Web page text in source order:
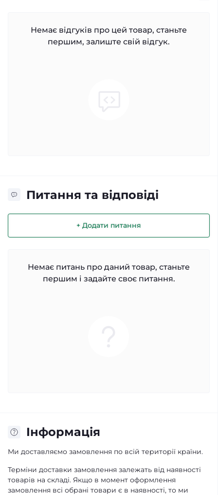
Немає відгуків про цей товар, станьте
першим, залиште свій відгук.
Питання та відповіді
+ Додати питання
Немає питань про даний товар, станьте
першим і задайте своє питання.
Iнформація
Ми доставляємо замовлення по всій території країни.
Терміни доставки замовлення залежать від наявності
товарів на складі. Якщо в момент оформлення
замовлення всі обрані товари є в наявності, то ми